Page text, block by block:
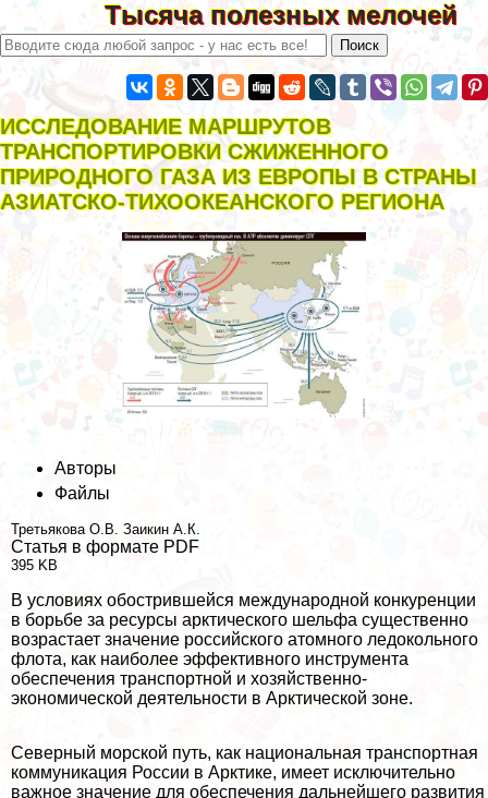
Тысяча полезных мелочей
ИССЛЕДОВАНИЕ МАРШРУТОВ
ТРАНСПОРТИРОВКИ СЖИЖЕННОГО
ПРИРОДНОГО ГАЗА ИЗ ЕВРОПЫ В СТРАНЫ
АЗИАТСКО-ТИХООКЕАНСКОГО РЕГИОНА
Авторы
Файлы
Третьякова О.В. Заикин А.К.
Статья в формате PDF
395 KB
В условиях обострившейся международной конкуренции
в борьбе за ресурсы арктического шельфа существенно
возрастает значение российского атомного ледокольного
флота, как наиболее эффективного инструмента
обеспечения трaнcпортной и хозяйственно-
экономической деятельности в Арктической зоне.
Северный морской путь, как национальная трaнcпортная
коммуникация России в Арктике, имеет исключительно
важное значение для обеспечения дальнейшего развития